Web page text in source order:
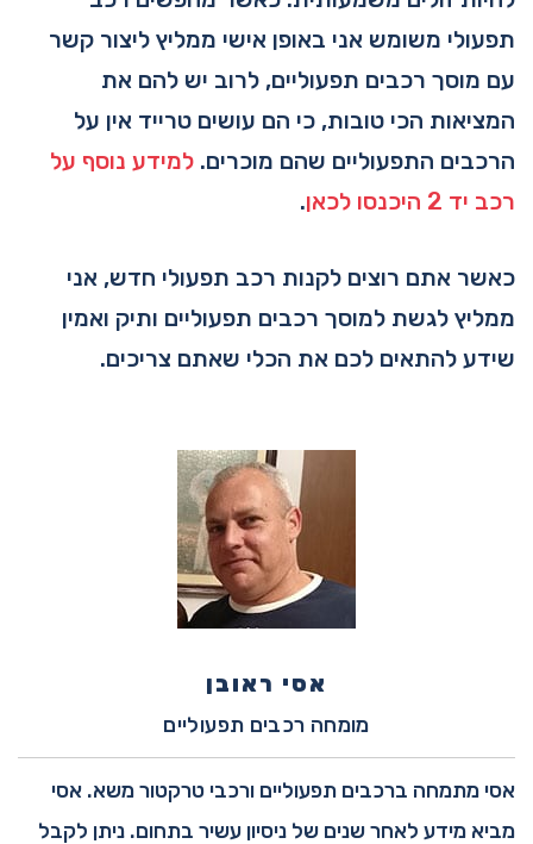
תפעולי משומש אני באופן אישי ממליץ ליצור קשר
עם מוסך רכבים תפעוליים, לרוב יש להם את
המציאות הכי טובות, כי הם עושים טרייד אין על
הרכבים התפעוליים שהם מוכרים. למידע נוסף על
רכב יד 2 היכנסו לכאן
.
כאשר אתם רוצים לקנות רכב תפעולי חדש, אני
ממליץ לגשת למוסך רכבים תפעוליים ותיק ואמין
שידע להתאים לכם את הכלי שאתם צריכים.
אסי ראובן
מומחה רכבים תפעוליים
אסי מתמחה ברכבים תפעוליים ורכבי טרקטור משא. אסי
מביא מידע לאחר שנים של ניסיון עשיר בתחום. ניתן לקבל